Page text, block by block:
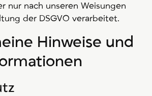
nur nach unseren Weisungen
der DSGVO verarbeitet.
Hinweise und